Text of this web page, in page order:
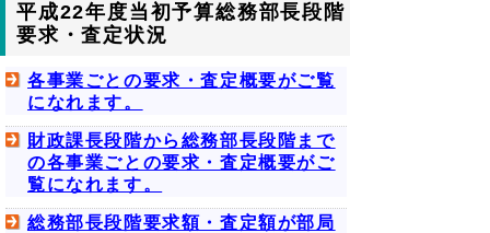
平成22年度当初予算総務部長段階
要求・査定状況
各事業ごとの要求・査定概要がご覧
になれます。
財政課長段階から総務部長段階まで
の各事業ごとの要求・査定概要がご
覧になれます。
総務部長段階要求額・査定額が部局